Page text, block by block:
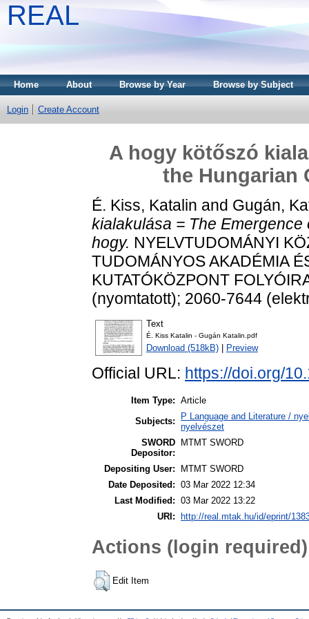
REAL
Home About Browse by Year Browse by Subject
Login Create Account
A hogy kötőszó
the Hungarian
É. Kiss, Katalin and Gugán,
kialakulása = The
hogy. NYELVTUDOMÁNYI
TUDOMÁNYOS AKADÉMIA
KUTATÓKÖZPONT
(nyomtatott); 2060-7644
Text
É. Kiss Katalin - Gugán Katalin.pdf
Download (518kB) Preview
Official URL: https://doi.org/
Item Type: Article
Subjects:
P Language and Literature /
nyelvészet
SWORD
Depositor:
MTMT SWORD
Depositing User:
MTMT SWORD
Date Deposited: 03 Mar 2022 12:34
Last Modified: 03 Mar 2022 13:22
URI:
http://real.mtak.hu/id/eprint/
Actions (login required)
Edit Item